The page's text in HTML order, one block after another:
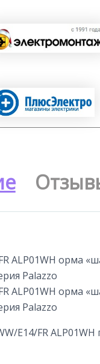
ALP01WH орма
Palazzo
ALP01WH орма
Palazzo
E14/FR ALP01WH